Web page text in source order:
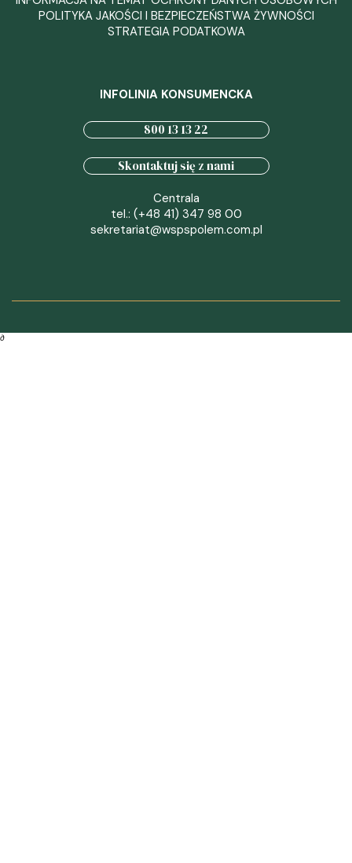
POLITYKA JAKOŚCI I BEZPIECZEŃSTWA ŻYWNOŚCI
STRATEGIA PODATKOWA
INFOLINIA KONSUMENCKA
800 13 13 22
Skontaktuj się z nami
Centrala
tel.: (+48 41) 347 98 00
sekretariat@wspspolem.com.pl
∂